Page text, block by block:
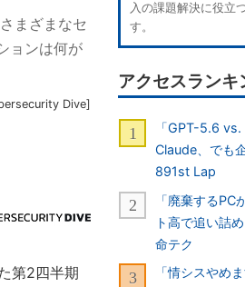
まざまなセ
ョンは何が
Dive]
第2四半期
入の課題解決に役立
す。
アクセスランキ
「GPT-5.6
Claude、でも
891st Lap
「廃棄するPC
ト高で追い詰
命テク
「情シスやめ